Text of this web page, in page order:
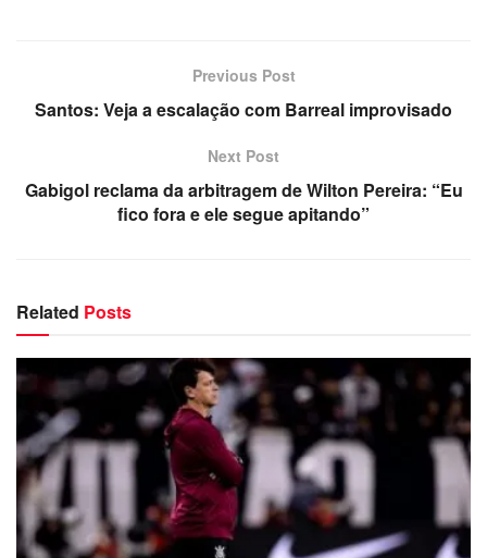
Previous Post
Santos: Veja a escalação com Barreal improvisado
Next Post
Gabigol reclama da arbitragem de Wilton Pereira: “Eu
fico fora e ele segue apitando”
Related Posts